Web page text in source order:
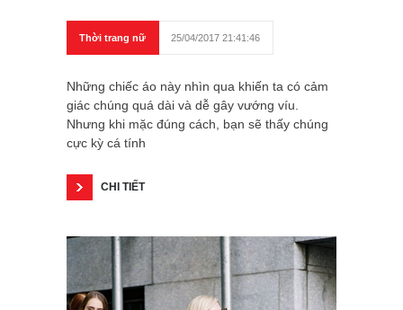
Thời trang nữ 25/04/2017 21:41:46
Những chiếc áo này nhìn qua khiến ta có cảm
giác chúng quá dài và dễ gây vướng víu.
Nhưng khi mặc đúng cách, bạn sẽ thấy chúng
cực kỳ cá tính
CHI TIẾT